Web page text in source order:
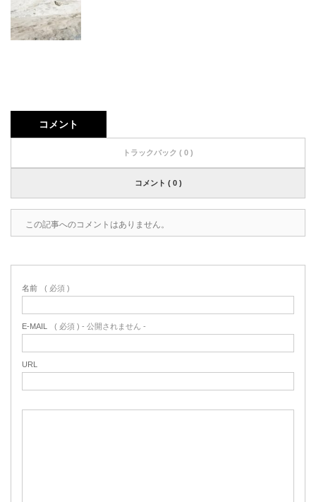
コメント
トラックバック ( 0 )
コメント ( 0 )
この記事へのコメントはありません。
名前 ( 必須 )
E-MAIL ( 必須 ) - 公開されません -
URL